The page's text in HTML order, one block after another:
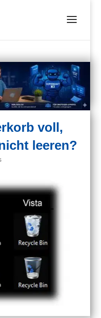
voll,
leeren?